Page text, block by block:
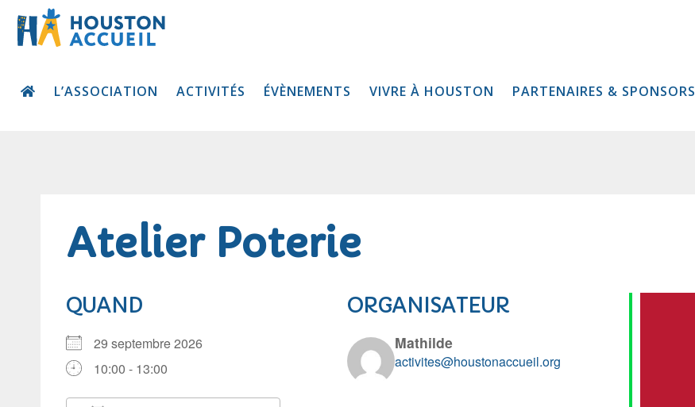
L’ASSOCIATION ACTIVITÉS ÉVÈNEMENTS VIVRE À HOUSTON PARTENAIRES & SPONSORS
Atelier Poterie
QUAND
29 septembre 2026
10:00 - 13:00
ORGANISATEUR
Mathilde
activites@houstonaccueil.org